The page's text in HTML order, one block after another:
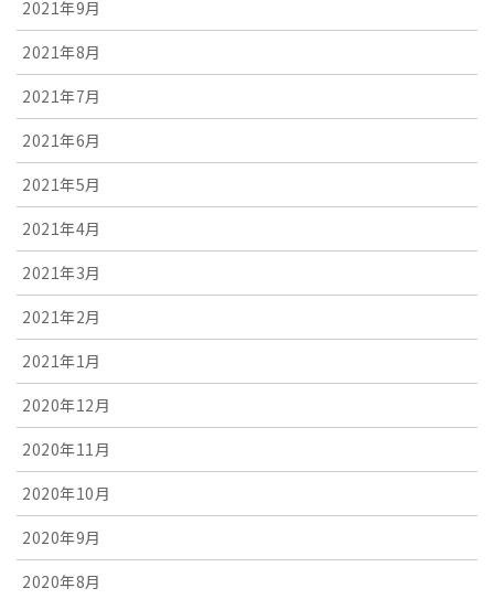
2021年9月
2021年8月
2021年7月
2021年6月
2021年5月
2021年4月
2021年3月
2021年2月
2021年1月
2020年12月
2020年11月
2020年10月
2020年9月
2020年8月